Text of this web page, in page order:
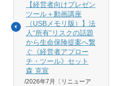
【経営者向けプレゼン
ツール＋動画講座
（USBメモリ版）】法
人“所有”リスクの話題
から生命保険提案へ繋
ぐ《経営者アプロー
チ・ツール》セット
森 克宣
2026年7月〔リニューア